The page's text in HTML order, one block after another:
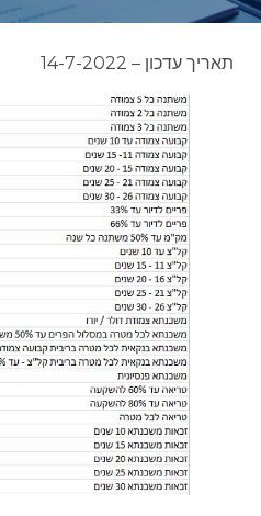
תאריך עדכון – 14-7-2022